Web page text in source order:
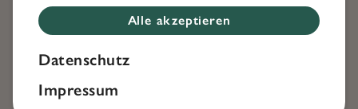
KONTAKT
Office Österreich
Alle akzeptieren
Datenschutz
Impressum